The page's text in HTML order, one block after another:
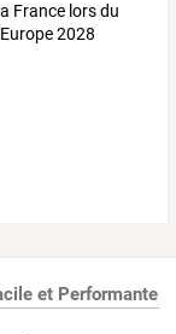
France lors du
2028
et Performante